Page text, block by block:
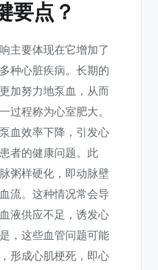
要点？
主要体现在它增加了
种心脏疾病。长期的
加努力地泵血，从而
过程称为心室肥大。
血效率下降，引发心
者的健康问题。此
粥样硬化，即动脉壁
流。这种情况常会导
液供应不足，诱发心
，这些血管问题可能
形成心肌梗死，即心